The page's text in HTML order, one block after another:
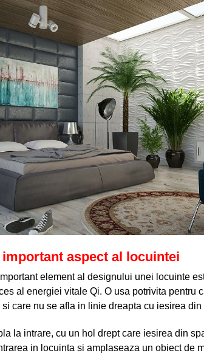
aspect al locuintei
element al designului unei locuinte
al energiei vitale Qi. O usa potrivita pentru
care nu se afla in linie dreapta cu iesirea din
la intrare, cu un hol drept care iesirea din
in locuinta si amplaseaza un obiect de